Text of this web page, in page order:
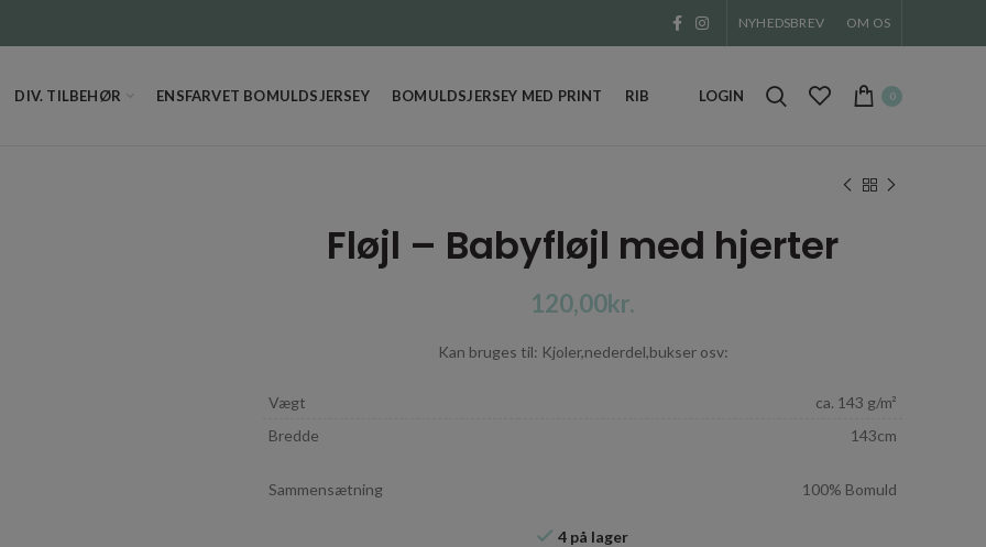
NYHEDSBREV OM OS
DIV. TILBEHØR ENSFARVET BOMULDSJERSEY BOMULDSJERSEY MED PRINT RIB LOGIN 0
Fløjl – Babyfløjl med hjerter
kr.
Kan bruges til: Kjoler,nederdel,bukser osv:
Vægt
ca. 143 g/m²
Bredde
143cm
Sammensætning 100% Bomuld
4 på lager